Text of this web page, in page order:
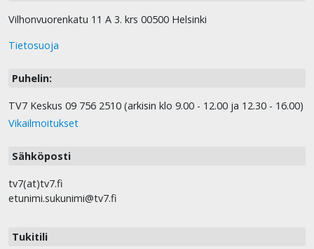
Vilhonvuorenkatu 11 A 3. krs 00500 Helsinki
Tietosuoja
Puhelin:
TV7 Keskus 09 756 2510 (arkisin klo 9.00 - 12.00 ja 12.30 - 16.00)
Vikailmoitukset
Sähköposti
tv7(at)tv7.fi
etunimi.sukunimi@tv7.fi
Tukitili